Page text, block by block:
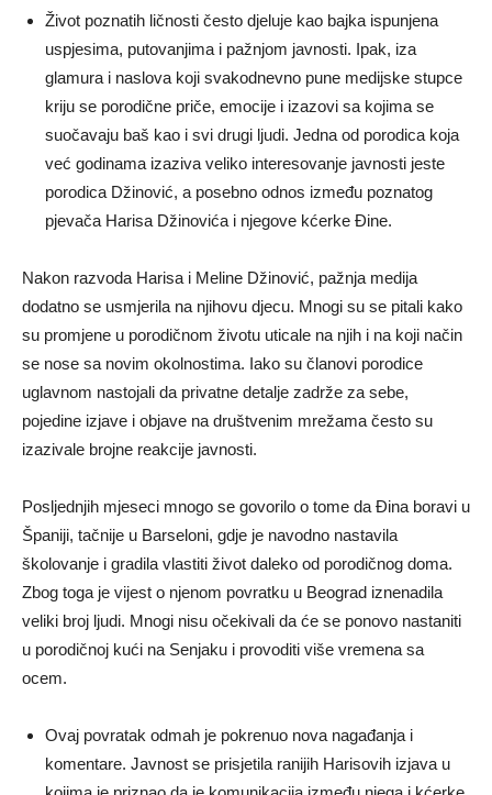
Život poznatih ličnosti često djeluje kao bajka ispunjena
uspjesima, putovanjima i pažnjom javnosti. Ipak, iza
glamura i naslova koji svakodnevno pune medijske stupce
kriju se porodične priče, emocije i izazovi sa kojima se
suočavaju baš kao i svi drugi ljudi. Jedna od porodica koja
već godinama izaziva veliko interesovanje javnosti jeste
porodica Džinović, a posebno odnos između poznatog
pjevača Harisa Džinovića i njegove kćerke Đine.
Nakon razvoda Harisa i Meline Džinović, pažnja medija
dodatno se usmjerila na njihovu djecu. Mnogi su se pitali kako
su promjene u porodičnom životu uticale na njih i na koji način
se nose sa novim okolnostima. Iako su članovi porodice
uglavnom nastojali da privatne detalje zadrže za sebe,
pojedine izjave i objave na društvenim mrežama često su
izazivale brojne reakcije javnosti.
Posljednjih mjeseci mnogo se govorilo o tome da Đina boravi u
Španiji, tačnije u Barseloni, gdje je navodno nastavila
školovanje i gradila vlastiti život daleko od porodičnog doma.
Zbog toga je vijest o njenom povratku u Beograd iznenadila
veliki broj ljudi. Mnogi nisu očekivali da će se ponovo nastaniti
u porodičnoj kući na Senjaku i provoditi više vremena sa
ocem.
Ovaj povratak odmah je pokrenuo nova nagađanja i
komentare. Javnost se prisjetila ranijih Harisovih izjava u